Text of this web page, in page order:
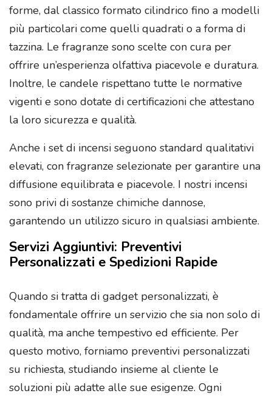
forme, dal classico formato cilindrico fino a modelli
più particolari come quelli quadrati o a forma di
tazzina. Le fragranze sono scelte con cura per
offrire un’esperienza olfattiva piacevole e duratura.
Inoltre, le candele rispettano tutte le normative
vigenti e sono dotate di certificazioni che attestano
la loro sicurezza e qualità.
Anche i set di incensi seguono standard qualitativi
elevati, con fragranze selezionate per garantire una
diffusione equilibrata e piacevole. I nostri incensi
sono privi di sostanze chimiche dannose,
garantendo un utilizzo sicuro in qualsiasi ambiente.
Servizi Aggiuntivi: Preventivi
Personalizzati e Spedizioni Rapide
Quando si tratta di gadget personalizzati, è
fondamentale offrire un servizio che sia non solo di
qualità, ma anche tempestivo ed efficiente. Per
questo motivo, forniamo preventivi personalizzati
su richiesta, studiando insieme al cliente le
soluzioni più adatte alle sue esigenze. Ogni